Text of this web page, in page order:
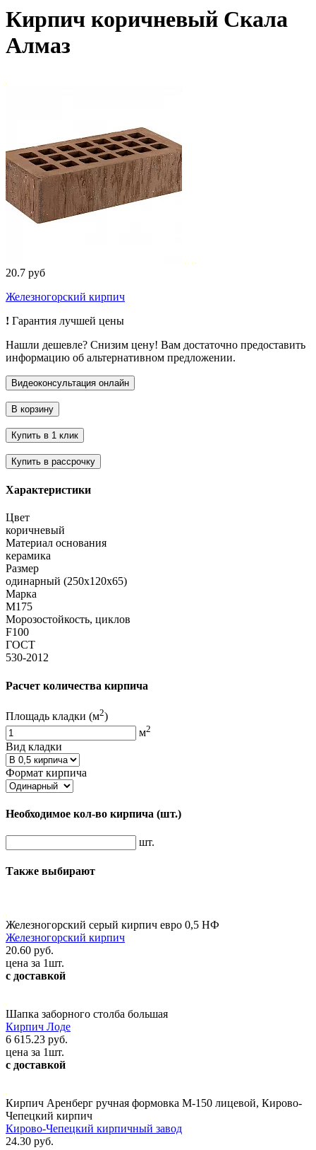
Кирпич коричневый Скала
Алмаз
20.7 руб
Железногорский кирпич
! Гарантия лучшей цены
Нашли дешевле? Снизим цену! Вам достаточно предоставить
информацию об альтернативном предложении.
Характеристики
Цвет
коричневый
Материал основания
керамика
Размер
одинарный (250х120х65)
Марка
М175
Морозостойкость, циклов
F100
ГОСТ
530-2012
Расчет количества кирпича
Площадь кладки (м2)
м2
Вид кладки
Формат кирпича
Необходимое кол-во кирпича (шт.)
шт.
Также выбирают
Железногорский серый кирпич евро 0,5 НФ
Железногорский кирпич
20.60 руб.
цена за 1шт.
с доставкой
Шапка заборного столба большая
Кирпич Лоде
6 615.23 руб.
цена за 1шт.
с доставкой
Кирпич Аренберг ручная формовка М-150 лицевой, Кирово-
Чепецкий кирпич
Кирово-Чепецкий кирпичный завод
24.30 руб.